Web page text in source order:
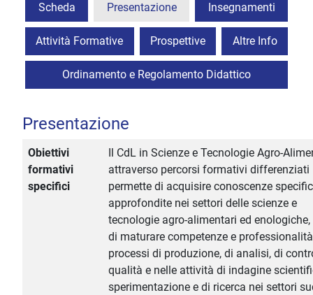
Scheda Presentazione Insegnamenti
Attività Formative Prospettive Altre Info
Ordinamento e Regolamento Didattico
Presentazione
Obiettivi
formativi
specifici
Il CdL in Scienze e Tecnologie Agro-
attraverso percorsi formativi differenziati
permette di acquisire conoscenze
approfondite nei settori delle scienze e
tecnologie agro-alimentari ed
di maturare competenze e
processi di produzione, di analisi, di
qualità e nelle attività di indagine
sperimentazione e di ricerca nei settori